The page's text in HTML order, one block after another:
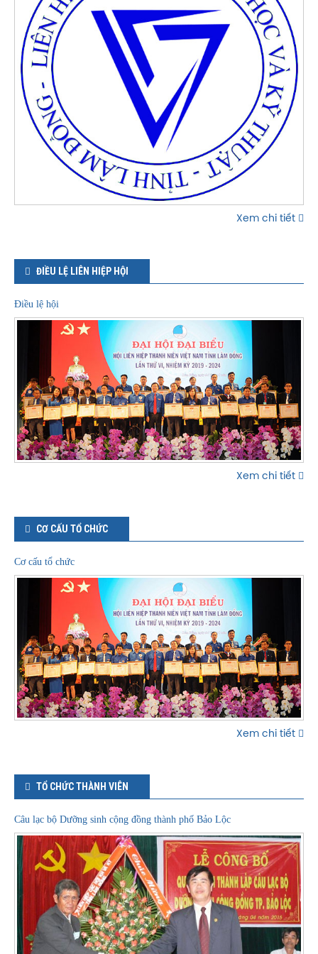
Xem chi tiết
ĐIỀU LỆ LIÊN HIỆP HỘI
Điều lệ hội
Xem chi tiết
CƠ CẤU TỔ CHỨC
Cơ cấu tổ chức
Xem chi tiết
TỔ CHỨC THÀNH VIÊN
Câu lạc bộ Dưỡng sinh cộng đồng thành phố Bảo Lộc